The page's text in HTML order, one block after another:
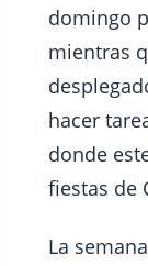
domingo
mientras
hacer
donde
fiestas de
La